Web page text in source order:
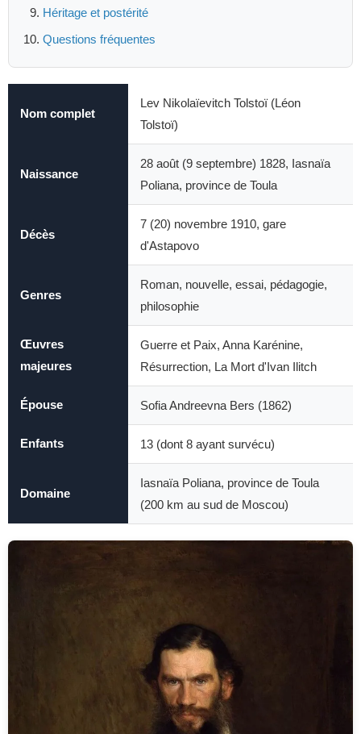
Héritage et postérité
Questions fréquentes
Nom complet
Lev Nikolaïevitch Tolstoï (Léon
Tolstoï)
Naissance
28 août (9 septembre) 1828, Iasnaïa
Poliana, province de Toula
Décès
7 (20) novembre 1910, gare
d'Astapovo
Genres
Roman, nouvelle, essai, pédagogie,
philosophie
Œuvres
majeures
Guerre et Paix, Anna Karénine,
Résurrection, La Mort d'Ivan Ilitch
Épouse Sofia Andreevna Bers (1862)
Enfants 13 (dont 8 ayant survécu)
Domaine
Iasnaïa Poliana, province de Toula
(200 km au sud de Moscou)